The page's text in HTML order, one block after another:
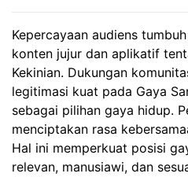
Kepercayaan audiens
konten jujur dan aplikatif
Kekinian. Dukungan
legitimasi kuat pada Gaya
sebagai pilihan gaya hidup.
menciptakan rasa
Hal ini memperkuat posisi
relevan, manusiawi, dan